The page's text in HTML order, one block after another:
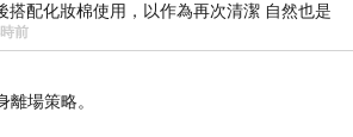
一層青梅一層糖
搭配化妝棉使用，以作為再次清潔 自然也是
保養必備品項 不過，我對於化妝
前
場策略。